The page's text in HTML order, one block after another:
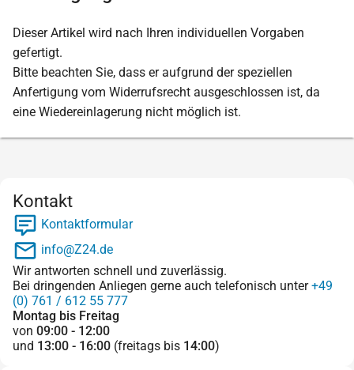
Dieser Artikel wird nach Ihren individuellen Vorgaben
gefertigt.
Bitte beachten Sie, dass er aufgrund der speziellen
Anfertigung vom Widerrufsrecht ausgeschlossen ist, da
eine Wiedereinlagerung nicht möglich ist.
Kontakt
Kontaktformular
info@Z24.de
Wir antworten schnell und zuverlässig.
Bei dringenden Anliegen gerne auch telefonisch unter+49
(0) 761 / 612 55 777
Montag bis Freitag
von 09:00 - 12:00
und 13:00 - 16:00 (freitags bis 14:00)